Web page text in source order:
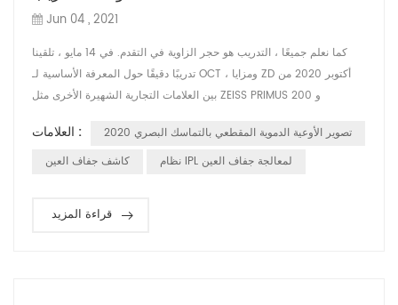
Jun 04 , 2021
كما نعلم جميعًا ، التدريب هو حجر الزاوية في التقدم. في 14 مايو ، تلقينا
تدريبًا دقيقًا حول المعرفة الأساسية لـ OCT ، ومزايا ZD أكتوبر 2020 من
بين العلامات التجارية الشهيرة الأخرى مثل ZEISS PRIMUS 200 و
وبعض الأسباب المحتملة للعين الجافة. تم ترتيب هذا التدريب خلال معرض
CMEF ، ولكن لا يزال لدينا كل الشغف للانضمام إلى هذا التدريب. من خلال
العلامات :
تصوير الأوعية الدموية المقطعي بالتماسك البصري 2020
كاشف جفاف العين
نظام IPL لمعالجة جفاف العين
قراءة المزيد